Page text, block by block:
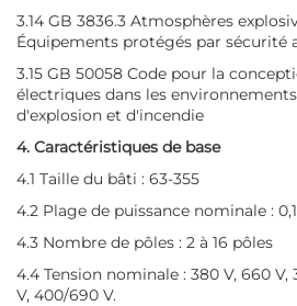
3.14 GB 3836.3 Atmosphères
Équipements protégés par sécurité
3.15 GB 50058 Code pour la
électriques dans les
d'explosion et d'incendie
4. Caractéristiques de base
4.1 Taille du bâti : 63-355
4.2 Plage de puissance nominale :
4.3 Nombre de pôles : 2 à 16 pôles
4.4 Tension nominale : 380 V, 660 V,
V, 400/690 V.